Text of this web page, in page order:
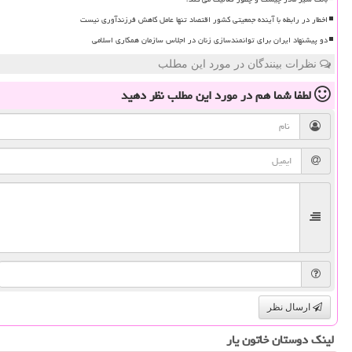
اخطار در رابطه با آینده جمعیتی کشور اقتصاد تنها عامل کاهش فرزندآوری نیست
دو پیشنهاد ایران برای توانمندسازی زنان در اجلاس سازمان همکاری اسلامی
نظرات بینندگان در مورد این مطلب
لطفا شما همدر مورد این مطلبنظر دهید
ارسال نظر
لینک دوستان خاتون یار